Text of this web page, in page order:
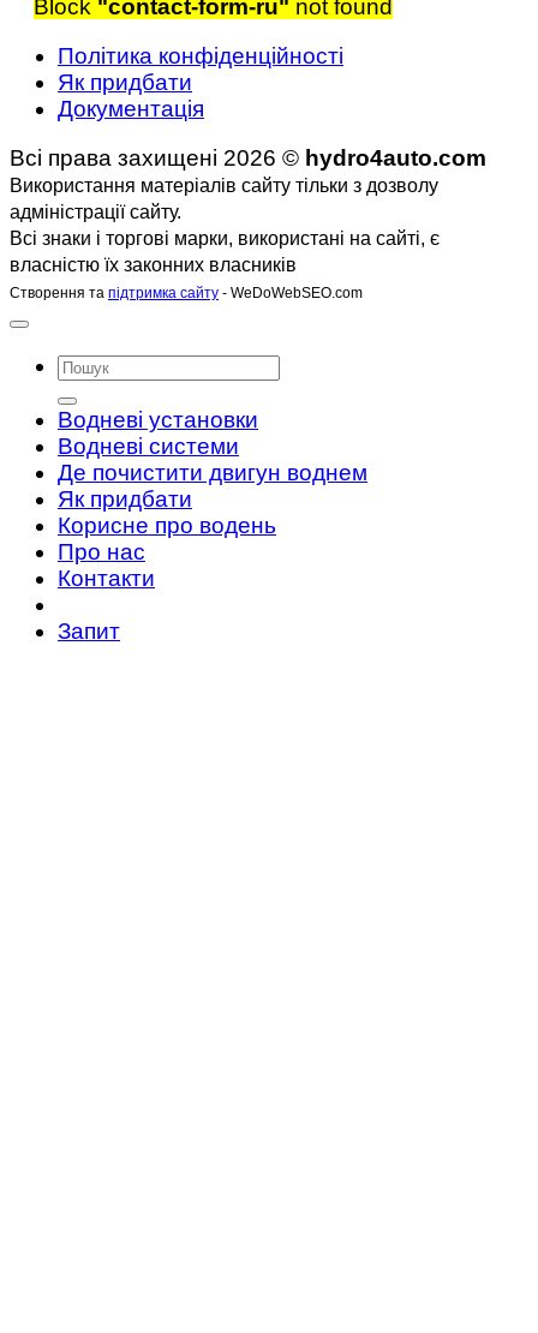
Block "contact-form-ru" not found
Політика конфіденційності
Як придбати
Документація
Всі права захищені 2026 © hydro4auto.com
Використання матеріалів сайту тільки з дозволу
адміністрації сайту.
Всі знаки і торгові марки, використані на сайті, є
власністю їх законних власників
Створення та підтримка сайту - WeDoWebSEO.com
Водневі установки
Водневі системи
Де почистити двигун воднем
Як придбати
Корисне про водень
Про нас
Контакти
Запит